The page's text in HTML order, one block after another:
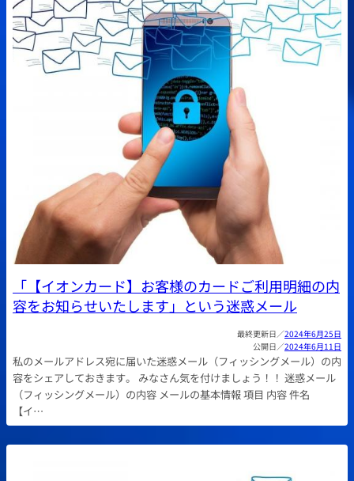
「【イオンカード】お客様のカードご利用明細の内
容をお知らせいたします」という迷惑メール
2024年6月25日
2024年6月11日
私のメールアドレス宛に届いた迷惑メール（フィッシングメール）の内
容をシェアしておきます。 みなさん気を付けましょう！！ 迷惑メール
（フィッシングメール）の内容 メールの基本情報 項目 内容 件名
【イ…